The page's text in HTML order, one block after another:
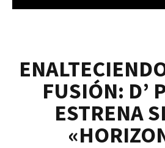
FUSIÓN: D’
ESTRENA